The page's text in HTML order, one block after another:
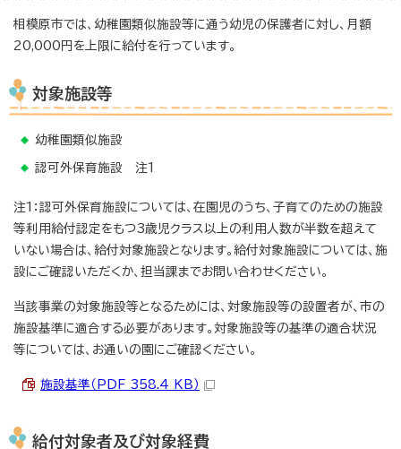
相模原市では、幼稚園類似施設等に通う幼児の保護者に対し、月額
20,000円を上限に給付を行っています。
対象施設等
幼稚園類似施設
認可外保育施設 注1
注1：認可外保育施設については、在園児のうち、子育てのための施設
等利用給付認定をもつ3歳児クラス以上の利用人数が半数を超えて
いない場合は、給付対象施設となります。給付対象施設については、施
設にご確認いただくか、担当課までお問い合わせください。
当該事業の対象施設等となるためには、対象施設等の設置者が、市の
施設基準に適合する必要があります。対象施設等の基準の適合状況
等については、お通いの園にご確認ください。
施設基準（PDF 358.4 KB）
給付対象者及び対象経費